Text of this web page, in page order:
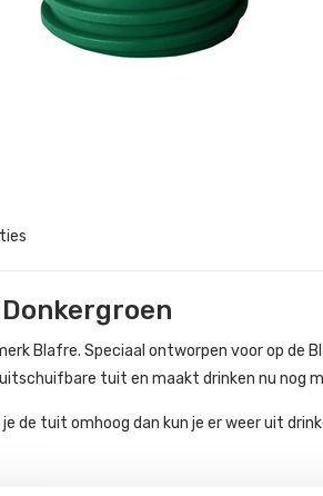
Blafre. Speciaal ontworpen voor op de
tuit en maakt drinken nu nog
de tuit omhoog dan kun je er weer uit